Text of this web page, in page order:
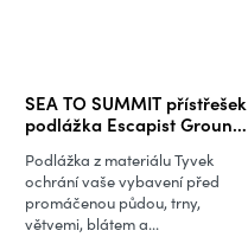
SEA TO SUMMIT přístřešek
podlážka Escapist Ground
Podlážka z materiálu Tyvek
ochrání vaše vybavení před
promáčenou půdou, trny,
větvemi, blátem a...